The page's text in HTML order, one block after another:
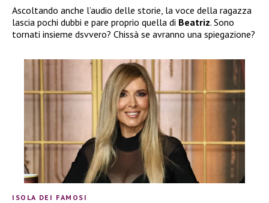
Ascoltando anche l’audio delle storie, la voce della ragazza
lascia pochi dubbi e pare proprio quella di Beatriz. Sono
tornati insieme dsvvero? Chissà se avranno una spiegazione?
ISOLA DEI FAMOSI